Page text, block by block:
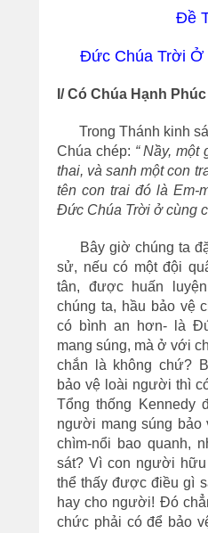
Đề
Đức Chúa Trời Ở
I/ Có Chúa Hạnh
Trong Thánh kinh
Chúa chép: “ Nầy, một
thai, và sanh một con
tên con trai đó là Em-
Đức Chúa Trời ở cùng
Bây giờ chúng ta
sử, nếu có một đội
tân, được huấn
chúng ta, hầu bảo vệ
có bình an hơn- là
mang súng, mà ở với
chắn là không chứ?
bảo vệ loài người thì
Tổng thống Kennedy
người mang súng bảo
chìm-nổi bao quanh,
sát? Vì con người
thể thấy được điều gì
hay cho người! Đó
chức phải có để bảo